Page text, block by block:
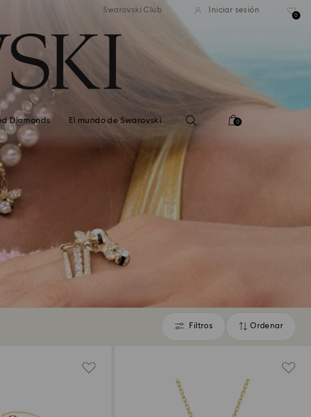
Envío estándar gratuito en pedidos
superiores a 99 EUR
Envío estándar gratuito en
superiores a 99 EUR
Swarovski Club Iniciar sesión
0
Diamonds El mundo de Swarovski 0
Filtros
Filtros Ordenar
Ordenar